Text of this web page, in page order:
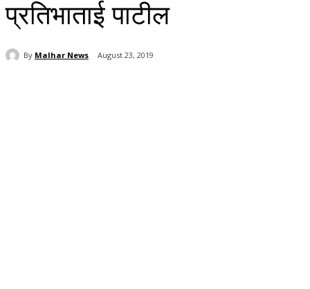
प्रतिभाताई पाटील
By Malhar News August 23, 2019